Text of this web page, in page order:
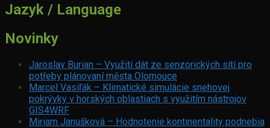
Jazyk / Language
Novinky
Jaroslav Burian – Využití dát ze senzorických sítí pro
potřeby plánovaní města Olomouce
Marcel Vasiľák – Klimatické simulácie snehovej
pokrývky v horských oblastiach s využitím nástrojov
GIS4WRF
Miriam Janušková – Hodnotenie kontinentality podnebia